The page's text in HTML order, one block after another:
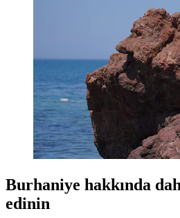
Burhaniye hakkında
edinin